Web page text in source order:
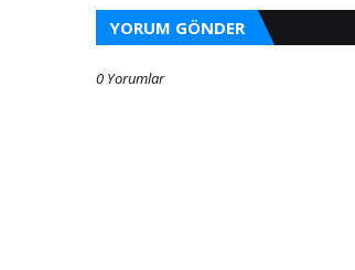
YORUM GÖNDER
0 Yorumlar